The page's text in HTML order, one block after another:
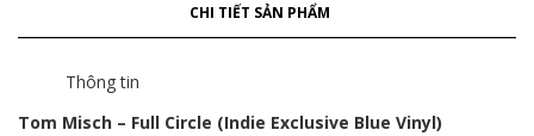
CHI TIẾT SẢN PHẨM
Thông tin
Tom Misch – Full Circle (Indie Exclusive Blue Vinyl)